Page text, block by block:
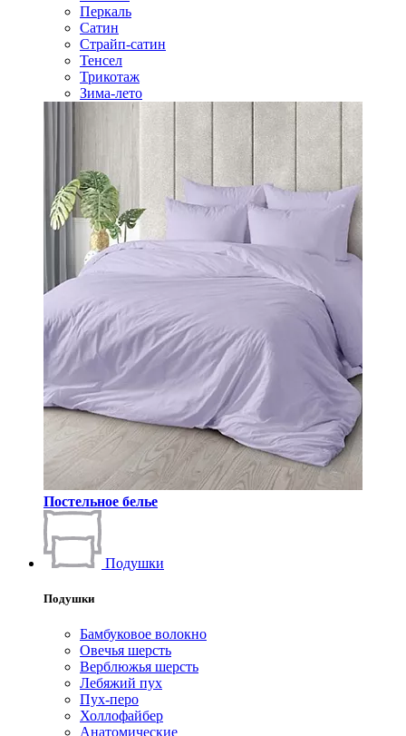
Перкаль
Сатин
Страйп-сатин
Тенсел
Трикотаж
Зима-лето
Постельное белье
Подушки
Подушки
Бамбуковое волокно
Овечья шерсть
Верблюжья шерсть
Лебяжий пух
Пух-перо
Холлофайбер
Анатомические